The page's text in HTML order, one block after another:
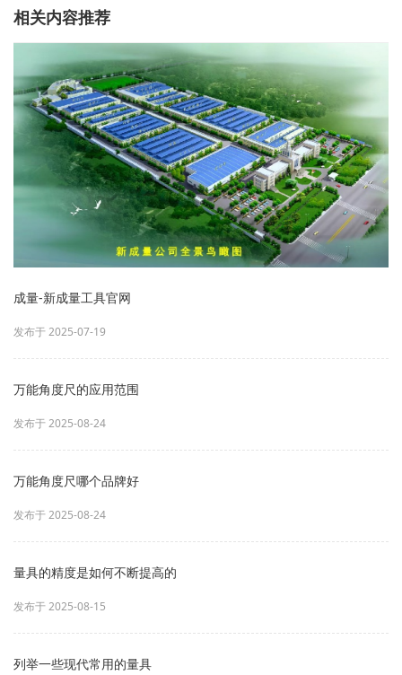
相关内容推荐
成量-新成量工具官网
发布于 2025-07-19
万能角度尺的应用范围
发布于 2025-08-24
万能角度尺哪个品牌好
发布于 2025-08-24
量具的精度是如何不断提高的
发布于 2025-08-15
列举一些现代常用的量具